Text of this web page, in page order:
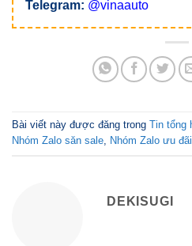
Telegram: @vinaauto
Bài viết này được đăng trong Tin tổng
Nhóm Zalo săn sale, Nhóm Zalo ưu
DEKISUGI